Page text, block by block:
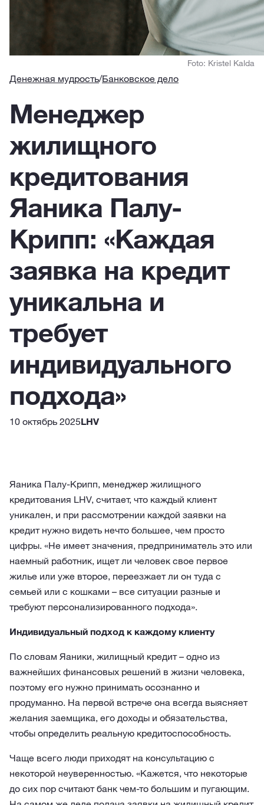
Foto: Kristel Kalda
Денежная мудрость/Банковское дело
Менеджер
жилищного
кредитования
Яаника Палу-
Крипп: «Каждая
заявка на кредит
уникальна и
требует
индивидуального
подхода»
10 октябрь 2025LHV
Яаника Палу-Крипп, менеджер жилищного
кредитования LHV, считает, что каждый клиент
уникален, и при рассмотрении каждой заявки на
кредит нужно видеть нечто большее, чем просто
цифры. «Не имеет значения, предприниматель это или
наемный работник, ищет ли человек свое первое
жилье или уже второе, переезжает ли он туда с
семьей или с кошками – все ситуации разные и
требуют персонализированного подхода».
Индивидуальный подход к каждому клиенту
По словам Яаники, жилищный кредит – одно из
важнейших финансовых решений в жизни человека,
поэтому его нужно принимать осознанно и
продуманно. На первой встрече она всегда выясняет
желания заемщика, его доходы и обязательства,
чтобы определить реальную кредитоспособность.
Чаще всего люди приходят на консультацию с
некоторой неуверенностью. «Кажется, что некоторые
до сих пор считают банк чем-то большим и пугающим.